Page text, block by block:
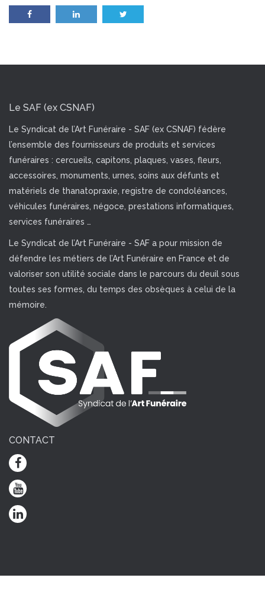
Le SAF (ex CSNAF)
Le Syndicat de l’Art Funéraire - SAF (ex CSNAF) fédère
l’ensemble des fournisseurs de produits et services
funéraires : cercueils, capitons, plaques, vases, fleurs,
accessoires, monuments, urnes, soins aux défunts et
matériels de thanatopraxie, registre de condoléances,
véhicules funéraires, négoce, prestations informatiques,
services funéraires …
Le Syndicat de l’Art Funéraire - SAF a pour mission de
défendre les métiers de l’Art Funéraire en France et de
valoriser son utilité sociale dans le parcours du deuil sous
toutes ses formes, du temps des obsèques à celui de la
mémoire.
CONTACT